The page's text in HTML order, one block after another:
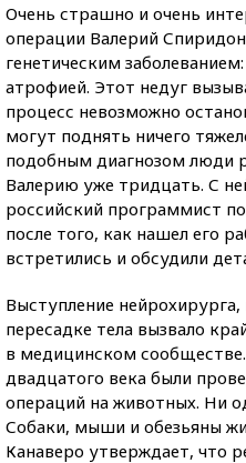
Очень страшно и очень
операции Валерий
генетическим
атрофией. Этот недуг
процесс невозможно
могут поднять ничего
подобным диагнозом люди
Валерию уже тридцать. С
российский программист
после того, как нашел его
встретились и обсудили
Выступление
пересадке тела вызвало
в медицинском
двадцатого века были
операций на животных. Ни
Собаки, мыши и обезьяны
Канаверо утверждает, что